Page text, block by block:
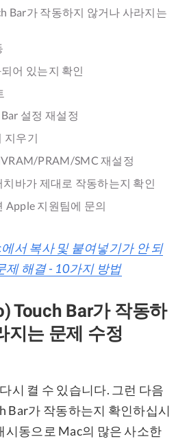
Bar가 작동하지 않거나 사라지는
어 있는지 확인
설정 재설정
지우기
PRAM/SMC 재설정
바가 제대로 작동하는지 확인
Apple 지원팀에 문의
서 복사 및 붙여넣기가 안 되
제 해결 - 10가지 방법
Touch Bar가 작동하
지는 문제 수정
시 켤 수 있습니다. 그런 다음
Bar가 작동하는지 확인하십시
시동으로 Mac의 많은 사소한